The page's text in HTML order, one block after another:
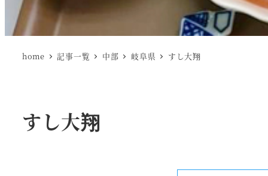
home 記事一覧 中部 岐阜県 すし大翔
すし大翔